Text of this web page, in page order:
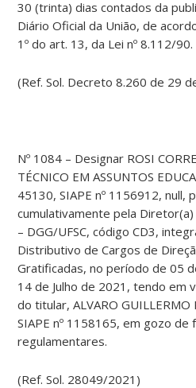
30 (trinta) dias contados da
Diário Oficial da União, de
1º do art. 13, da Lei nº 8.112/90.
(Ref. Sol. Decreto 8.260 de 29
Nº 1084 – Designar ROSI
TÉCNICO EM ASSUNTOS
45130, SIAPE nº 1156912, null,
cumulativamente pela
– DGG/UFSC, código CD3,
Distributivo de Cargos de
Gratificadas, no período de 05
14 de Julho de 2021, tendo em
do titular, ALVARO GUILLERMO
SIAPE nº 1158165, em gozo de
regulamentares.
(Ref. Sol. 28049/2021)